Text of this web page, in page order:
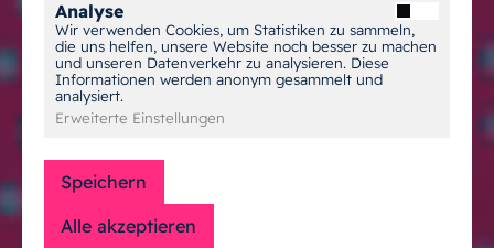
Analyse
Wir verwenden Cookies, um Statistiken zu sammeln,
die uns helfen, unsere Website noch besser zu machen
und unseren Datenverkehr zu analysieren. Diese
Informationen werden anonym gesammelt und
analysiert.
Erweiterte Einstellungen
Speichern
Alle akzeptieren